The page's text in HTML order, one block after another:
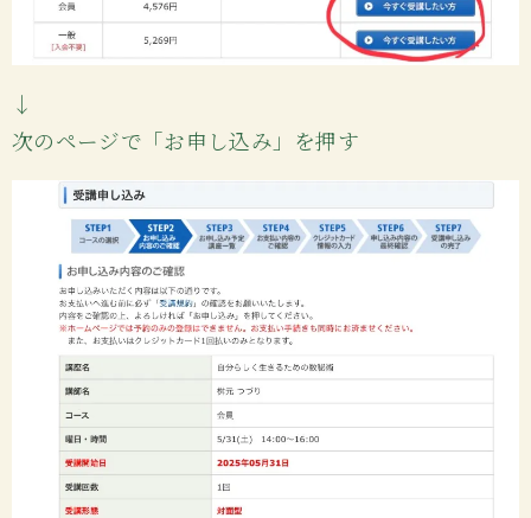
↓
次のページで「お申し込み」を押す